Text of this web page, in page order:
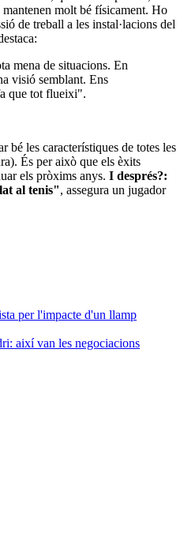
molt bé físicament. Ho
de treball a les instal·lacions del
mena de situacions. En
visió semblant. Ens
que tot flueixi".
bé les característiques de totes les
És per això que els èxits
els pròxims anys. I després?:
al tenis", assegura un jugador
per l'impacte d'un llamp
així van les negociacions